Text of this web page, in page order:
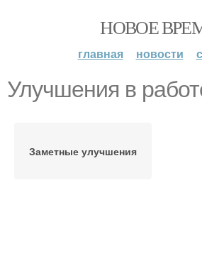
НОВОЕ
главная новости
Улучшения в
Заметные улучшения